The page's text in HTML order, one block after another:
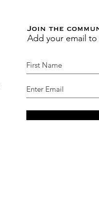
Join the
Add your email